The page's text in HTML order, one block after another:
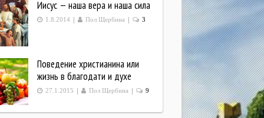
Иисус — наша вера и наша сила
1.8.2014 | Пол Щербина | 3
Поведение христианина или
жизнь в благодати и духе
27.1.2015 | Пол Щербина | 9